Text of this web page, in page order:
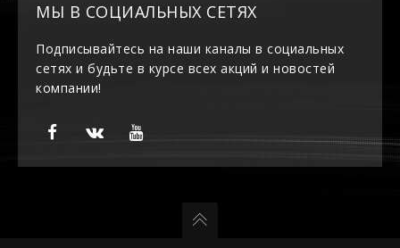
МЫ В СОЦИАЛЬНЫХ СЕТЯХ
Подписывайтесь на наши каналы в социальных
сетях и будьте в курсе всех акций и новостей
компании!